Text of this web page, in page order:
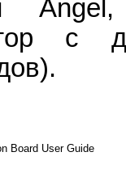
Angel,
с
Board User Guide